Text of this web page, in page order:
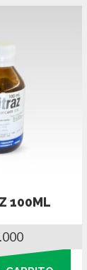
100ML